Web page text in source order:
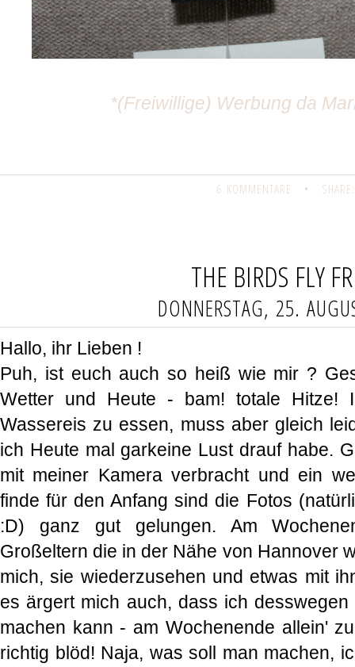
*(Freiwillige) Werbung da
6 KOMMENTARE • SHARE:
THE BIRDS FLY
DONNERSTAG, 25.
Hallo, ihr Lieben !
Puh, ist euch auch so heiß wie mir ?
Wetter und Heute - bam! totale Hitze!
Wassereis zu essen, muss aber gleich
ich Heute mal garkeine Lust drauf habe.
mit meiner Kamera verbracht und ein
finde für den Anfang sind die Fotos
:D) ganz gut gelungen. Am
Großeltern die in der Nähe von Hannover
mich, sie wiederzusehen und etwas mit
es ärgert mich auch, dass ich
machen kann - am Wochenende allein'
richtig blöd! Naja, was soll man machen,